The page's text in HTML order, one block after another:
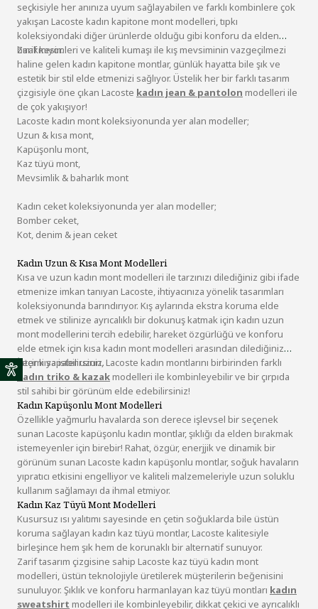
seçkisiyle her anınıza uyum sağlayabilen ve farklı kombinlere çok
yakışan Lacoste kadın kapitone mont modelleri, tıpkı
koleksiyondaki diğer ürünlerde olduğu gibi konforu da elden
bırakmıyor.
Zarif kesimleri ve kaliteli kumaşı ile kış mevsiminin vazgeçilmezi
haline gelen kadın kapitone montlar, günlük hayatta bile şık ve
estetik bir stil elde etmenizi sağlıyor. Üstelik her bir farklı tasarım
çizgisiyle öne çıkan Lacoste kadın jean & pantolon modelleri ile
de çok yakışıyor!
Lacoste kadın mont koleksiyonunda yer alan modeller;
Uzun & kısa mont,
Kapüşonlu mont,
Kaz tüyü mont,
Mevsimlik & baharlık mont
Kadın ceket koleksiyonunda yer alan modeller;
Bomber ceket,
Kot, denim & jean ceket
Kadın Uzun & Kısa Mont Modelleri
Kısa ve uzun kadın mont modelleri ile tarzınızı dilediğiniz gibi ifade
etmenize imkan tanıyan Lacoste, ihtiyacınıza yönelik tasarımları
koleksiyonunda barındırıyor. Kış aylarında ekstra koruma elde
etmek ve stilinize ayrıcalıklı bir dokunuş katmak için kadın uzun
mont modellerini tercih edebilir, hareket özgürlüğü ve konforu
elde etmek için kısa kadın mont modelleri arasından dilediğiniz
seçimi yapabilirsiniz.
İster kısa ister uzun, Lacoste kadın montlarını birbirinden farklı
kadın triko & kazakmodelleri ile kombinleyebilir ve bir çırpıda
stil sahibi bir görünüm elde edebilirsiniz!
Kadın Kapüşonlu Mont Modelleri
Özellikle yağmurlu havalarda son derece işlevsel bir seçenek
sunan Lacoste kapüşonlu kadın montlar, şıklığı da elden bırakmak
istemeyenler için birebir! Rahat, özgür, enerjjik ve dinamik bir
görünüm sunan Lacoste kadın kapüşonlu montlar, soğuk havaların
yıpratıcı etkisini engelliyor ve kaliteli malzemeleriyle uzun soluklu
kullanım sağlamayı da ihmal etmiyor.
Kadın Kaz Tüyü Mont Modelleri
Kusursuz ısı yalıtımı sayesinde en çetin soğuklarda bile üstün
koruma sağlayan kadın kaz tüyü montlar, Lacoste kalitesiyle
birleşince hem şık hem de korunaklı bir alternatif sunuyor.
Zarif tasarım çizgisine sahip Lacoste kaz tüyü kadın mont
modelleri, üstün teknolojiyle üretilerek müşterilerin beğenisini
sunuluyor. Şıklık ve konforu harmanlayan kaz tüyü montları kadın
sweatshirt modelleri ile kombinleyebilir, dikkat çekici ve ayrıcalıklı